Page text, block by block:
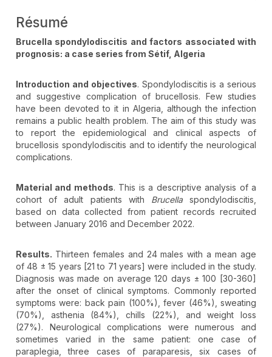
Résumé
Brucella spondylodiscitis and factors associated with
prognosis: a case series from Sétif, Algeria
Introduction and objectives. Spondylodiscitis is a serious
and suggestive complication of brucellosis. Few studies
have been devoted to it in Algeria, although the infection
remains a public health problem. The aim of this study was
to report the epidemiological and clinical aspects of
brucellosis spondylodiscitis and to identify the neurological
complications.
Material and methods. This is a descriptive analysis of a
cohort of adult patients with Brucellaspondylodiscitis,
based on data collected from patient records recruited
between January 2016 and December 2022.
Results. Thirteen females and 24 males with a mean age
of 48 ± 15 years [21 to 71 years] were included in the study.
Diagnosis was made on average 120 days ± 100 [30-360]
after the onset of clinical symptoms. Commonly reported
symptoms were: back pain (100%), fever (46%), sweating
(70%), asthenia (84%), chills (22%), and weight loss
(27%). Neurological complications were numerous and
sometimes varied in the same patient: one case of
paraplegia, three cases of paraparesis, six cases of